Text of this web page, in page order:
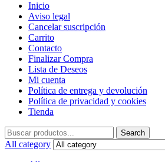
Inicio
Aviso legal
Cancelar suscripción
Carrito
Contacto
Finalizar Compra
Lista de Deseos
Mi cuenta
Política de entrega y devolución
Política de privacidad y cookies
Tienda
Search
for:
Search
All category